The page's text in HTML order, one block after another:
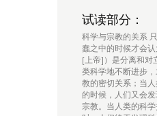
试读部分：
科学与宗教的关系
蠢之中的时候才会
[上帝]）是分离和对
类科学地不断进步
教的密切关系；当
的时候，人们又会
宗教。当人类的科